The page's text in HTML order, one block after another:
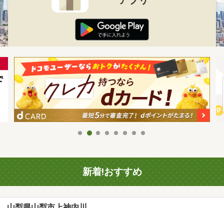
新着!おすすめ